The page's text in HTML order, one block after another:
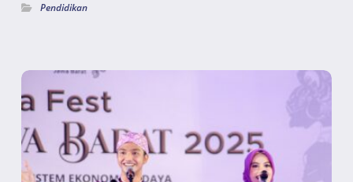
Pendidikan